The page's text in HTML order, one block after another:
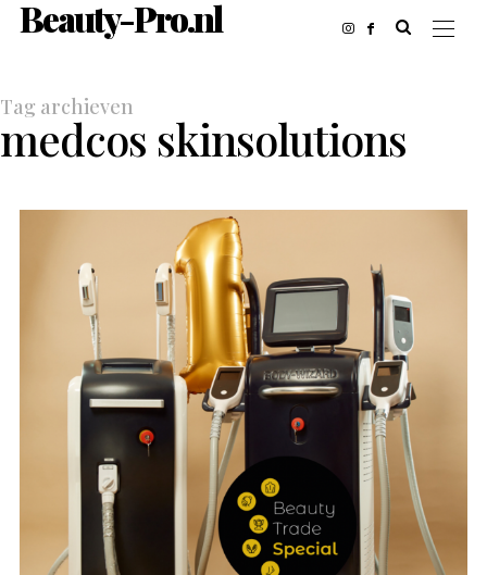
Beauty-Pro.nl
Tag archieven
medcos skinsolutions